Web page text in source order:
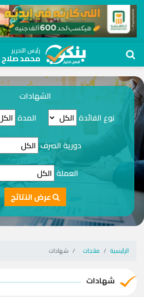
رئيس التحرير
محمد صلاح
الشهادات
نوع الفائدة
المدة
دورية الصرف
العملة
الرئيسية منتجات شهادات
شهادات